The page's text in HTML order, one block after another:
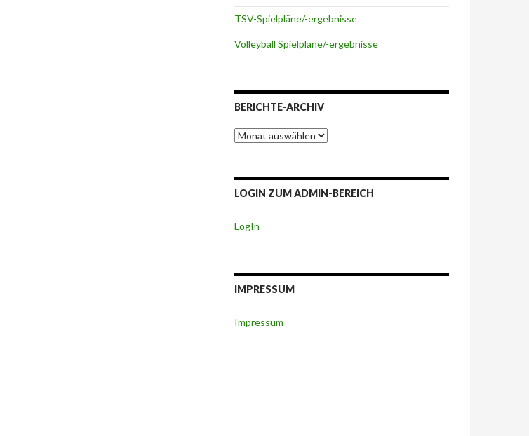
TSV-Spielpläne/-ergebnisse
Volleyball Spielpläne/-ergebnisse
BERICHTE-ARCHIV
Berichte-
Archiv
LOGIN ZUM ADMIN-BEREICH
LogIn
IMPRESSUM
Impressum